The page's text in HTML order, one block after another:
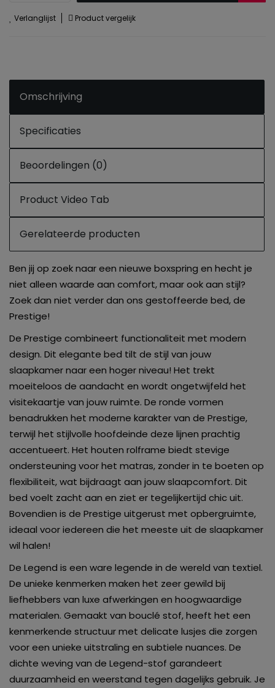
Verlanglijst Product vergelijk
Omschrijving
Specificaties
Beoordelingen (0)
Product Video Tab
Gerelateerde producten
Ben jij op zoek naar een nieuwe boxspring en hecht je
niet alleen waarde aan comfort, maar ook aan stijl?
Zoek dan niet verder dan ons gestoffeerde bed, de
Prestige!
De Prestige combineert functionaliteit met modern
design. Dit elegante bed tilt de stijl van jouw
slaapkamer naar een hoger niveau! Het trekt
moeiteloos de aandacht en wordt ongetwijfeld het
visitekaartje van jouw ruimte. De ronde vormen
benadrukken het moderne karakter van de Prestige,
terwijl het stijlvolle hoofdeinde deze lijnen prachtig
accentueert. Het houten rolframe biedt stevige
ondersteuning voor het matras, zonder in te boeten op
flexibiliteit, wat bijdraagt aan jouw slaapcomfort. Dit
bed voelt zacht aan en ziet er tegelijkertijd chic uit.
Bovendien is de Prestige uitgerust met opbergruimte,
ideaal voor iedereen die het meeste uit de slaapkamer
wil halen!
De Legend is een ware legende in de wereld van textiel.
De unieke kenmerken maken het zeer gewild bij
liefhebbers van luxe afwerkingen en hoogwaardige
materialen. Gemaakt van bouclé stof, heeft het een
kenmerkende structuur met delicate lusjes die zorgen
voor een unieke uitstraling en subtiele nuances. De
dichte weving van de Legend-stof garandeert
duurzaamheid en weerstand tegen dagelijks gebruik. Je